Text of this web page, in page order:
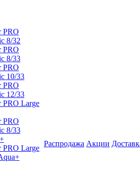
PRO
8/32
PRO
8/33
PRO
10/33
PRO
12/33
PRO Large
PRO
8/33
PRO Large
Распродажа Акции